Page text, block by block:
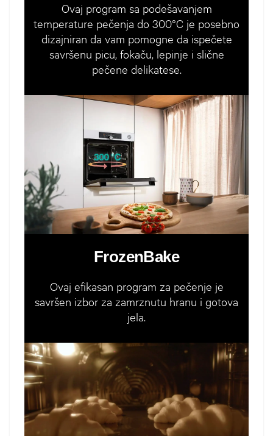
Ovaj program sa podešavanjem
temperature pečenja do 300°C je posebno
dizajniran da vam pomogne da ispečete
savršenu picu, fokaču, lepinje i slične
pečene delikatese.
FrozenBake
Ovaj efikasan program za pečenje je
savršen izbor za zamrznutu hranu i gotova
jela.